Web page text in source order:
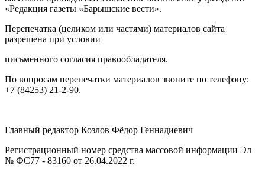
«Редакция газеты «Барышские вести».
Перепечатка (целиком или частями) материалов сайта
разрешена при условии
письменного согласия правообладателя.
По вопросам перепечатки материалов звоните по телефону:
+7 (84253) 21-2-90.
Главный редактор Козлов Фёдор Геннадиевич
Регистрационный номер средства массовой информации Эл
№ ФС77 - 83160 от 26.04.2022 г.